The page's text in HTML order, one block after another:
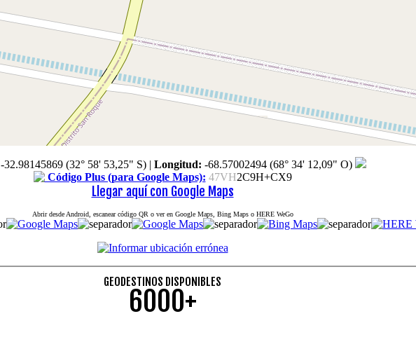
-32.98145869 (32° 58' 53,25" S) | Longitud: -68.57002494 (68° 34' 12,09" O)
Código Plus (para Google Maps): 47VH2C9H+CX9
Llegar aquí con Google Maps
Abrir desde Android, escanear código QR o ver en Google Maps, Bing Maps o HERE WeGo
GEODESTINOS DISPONIBLES
6000+